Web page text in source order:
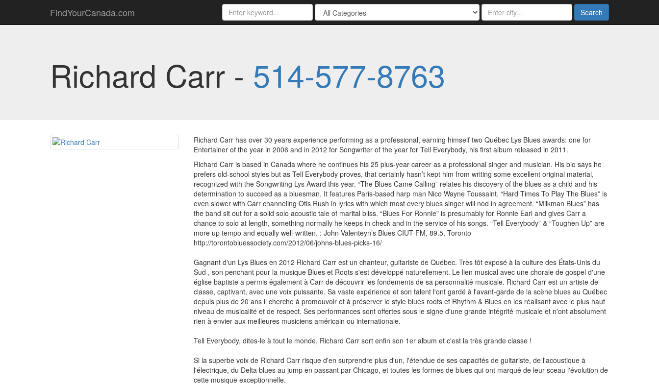
FindYourCanada.com Search
Richard Carr - 514-577-8763
Richard Carr has over 30 years experience performing as a professional, earning himself two Québec Lys Blues awards: one for
Entertainer of the year in 2006 and in 2012 for Songwriter of the year for Tell Everybody, his first album released in 2011.
Richard Carr is based in Canada where he continues his 25 plus-year career as a professional singer and musician. His bio says he
prefers old-school styles but as Tell Everybody proves, that certainly hasn’t kept him from writing some excellent original material,
recognized with the Songwriting Lys Award this year. “The Blues Came Calling” relates his discovery of the blues as a child and his
determination to succeed as a bluesman. It features Paris-based harp man Nico Wayne Toussaint. “Hard Times To Play The Blues” is
even slower with Carr channeling Otis Rush in lyrics with which most every blues singer will nod in agreement. “Milkman Blues” has
the band sit out for a solid solo acoustic tale of marital bliss. “Blues For Ronnie” is presumably for Ronnie Earl and gives Carr a
chance to solo at length, something normally he keeps in check and in the service of his songs. “Tell Everybody” & “Toughen Up” are
more up tempo and equally well-written. : John Valenteyn’s Blues CIUT-FM, 89.5, Toronto
http://torontobluessociety.com/2012/06/johns-blues-picks-16/
Gagnant d'un Lys Blues en 2012 Richard Carr est un chanteur, guitariste de Québec. Très tôt exposé à la culture des États-Unis du
Sud , son penchant pour la musique Blues et Roots s'est développé naturellement. Le lien musical avec une chorale de gospel d'une
église baptiste a permis également à Carr de découvrir les fondements de sa personnalité musicale. Richard Carr est un artiste de
classe, captivant, avec une voix puissante. Sa vaste expérience et son talent l'ont gardé à l'avant-garde de la scène blues au Québec
depuis plus de 20 ans il cherche à promouvoir et à préserver le style blues roots et Rhythm & Blues en les réalisant avec le plus haut
niveau de musicalité et de respect. Ses performances sont offertes sous le signe d'une grande intégrité musicale et n'ont absolument
rien à envier aux meilleures musiciens américain ou internationale.
Tell Everybody, dites-le à tout le monde, Richard Carr sort enfin son 1er album et c'est la très grande classe !
Si la superbe voix de Richard Carr risque d'en surprendre plus d'un, l'étendue de ses capacités de guitariste, de l'acoustique à
l'électrique, du Delta blues au jump en passant par Chicago, et toutes les formes de blues qui ont marqué de leur sceau l'évolution de
cette musique exceptionnelle.